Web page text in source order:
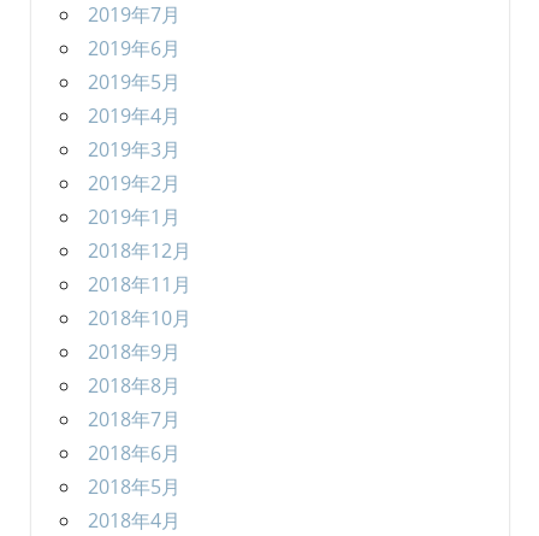
2019年7月
2019年6月
2019年5月
2019年4月
2019年3月
2019年2月
2019年1月
2018年12月
2018年11月
2018年10月
2018年9月
2018年8月
2018年7月
2018年6月
2018年5月
2018年4月